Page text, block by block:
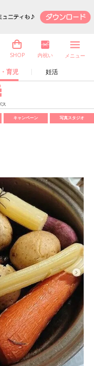
育児 妊活
SHOP 内祝い メニュー
ス
キャンペーン 写真スタジオ